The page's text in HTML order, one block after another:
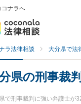
コナラへ
ラ法律相談 大分県で法
県の刑事裁
で刑事裁判に強い弁護士が